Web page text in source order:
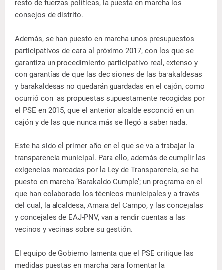
resto de fuerzas políticas, la puesta en marcha los
consejos de distrito.
Además, se han puesto en marcha unos presupuestos
participativos de cara al próximo 2017, con los que se
garantiza un procedimiento participativo real, extenso y
con garantías de que las decisiones de las barakaldesas
y barakaldesas no quedarán guardadas en el cajón, como
ocurrió con las propuestas supuestamente recogidas por
el PSE en 2015, que el anterior alcalde escondió en un
cajón y de las que nunca más se llegó a saber nada.
Este ha sido el primer año en el que se va a trabajar la
transparencia municipal. Para ello, además de cumplir las
exigencias marcadas por la Ley de Transparencia, se ha
puesto en marcha ‘Barakaldo Cumple’; un programa en el
que han colaborado los técnicos municipales y a través
del cual, la alcaldesa, Amaia del Campo, y las concejalas
y concejales de EAJ-PNV, van a rendir cuentas a las
vecinos y vecinas sobre su gestión.
El equipo de Gobierno lamenta que el PSE critique las
medidas puestas en marcha para fomentar la